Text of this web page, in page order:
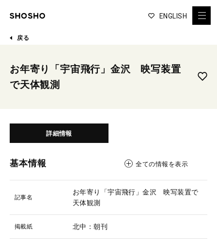
ENGLISH
戻る
お年寄り「宇宙飛行」金沢 映写装置
で天体観測
詳細情報
基本情報 全ての情報を表示
記事名
お年寄り「宇宙飛行」金沢 映写装置で
天体観測
掲載紙 北中：朝刊